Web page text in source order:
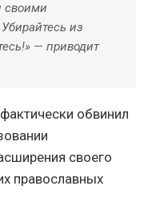
своими
из
— приводит
обвинил
своего
православных